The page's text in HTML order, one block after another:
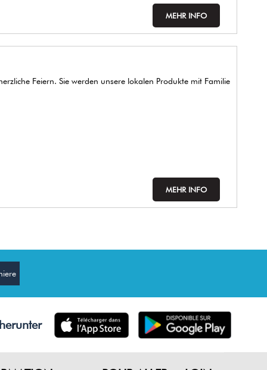
MEHR INFO
Feiern. Sie werden unsere lokalen Produkte mit Familie
MEHR INFO